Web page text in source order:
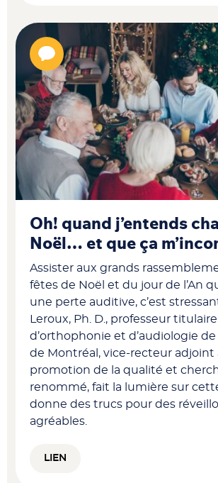
Oh! quand j’entends
Noël… et que ça
Assister aux grands
fêtes de Noël et du jour de l’An
une perte auditive, c’est
Leroux, Ph. D., professeur titulaire
d’orthophonie et d’audiologie de
de Montréal, vice-recteur adjoint
promotion de la qualité et
renommé, fait la lumière sur
donne des trucs pour des
agréables.
LIEN